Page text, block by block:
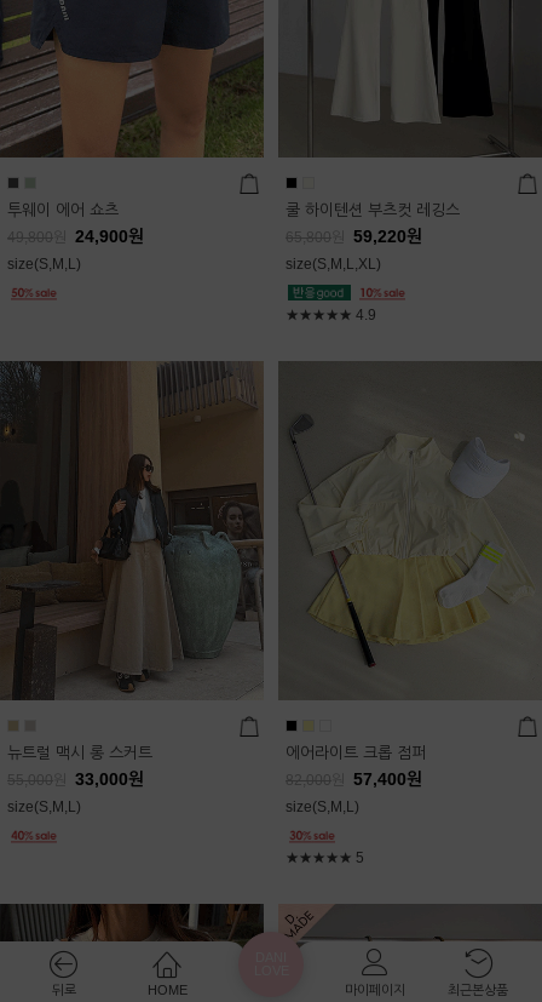
투웨이 에어 쇼츠
49,800 24,900원
size(S,M,L)
쿨 하이텐션 부츠컷 레깅스
65,800 59,220원
size(S,M,L,XL)
★★★★★ 4.9
뉴트럴 맥시 롱 스커트
55,000 33,000원
size(S,M,L)
에어라이트 크롭 점퍼
82,000 57,400원
size(S,M,L)
★★★★★ 5
뒤로 HOME
마이페이지
최근본상품